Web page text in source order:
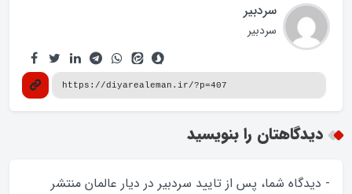
سردبیر
سردبیر
دیدگاهتان را بنویسید
- دیدگاه شما، پس از تایید سردبیر در دیار عالمان منتشر